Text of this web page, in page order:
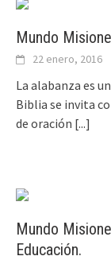
Mundo
22 enero, 2016
La alabanza es
Biblia se invita
de oración [...]
Mundo
Educación.